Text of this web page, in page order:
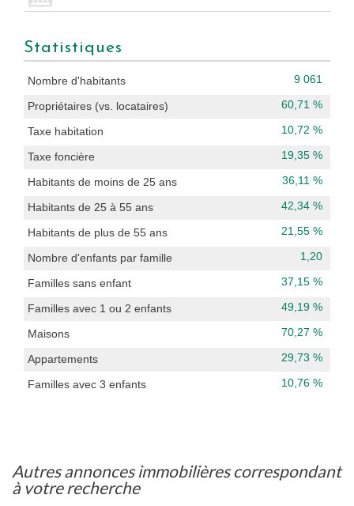
Statistiques
Nombre d'habitants 9 061
Propriétaires (vs. locataires) 60,71 %
Taxe habitation 10,72 %
Taxe foncière 19,35 %
Habitants de moins de 25 ans 36,11 %
Habitants de 25 à 55 ans 42,34 %
Habitants de plus de 55 ans 21,55 %
Nombre d'enfants par famille 1,20
Familles sans enfant 37,15 %
Familles avec 1 ou 2 enfants 49,19 %
Maisons 70,27 %
Appartements 29,73 %
Familles avec 3 enfants 10,76 %
autres annonces immobilières correspondant
à votre recherche